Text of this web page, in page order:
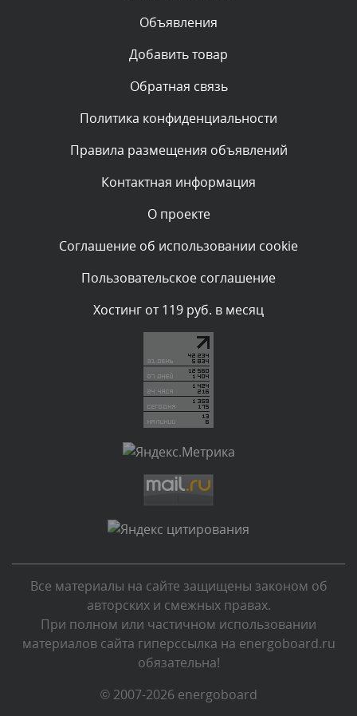
Комментарий проверяется
Текст комментария будет виден после проверки
администратором.
Комментарий проверяется
администратором.
Комментарий проверяется
администратором.
Комментарий проверяется
Текст комментария будет виден после проверки
Комментарий проверяется
Текст комментария будет виден после проверки
администратором.
Текст комментария будет виден после проверки
администратором.
Комментарий проверяется
Текст комментария будет виден после проверки
администратором.
Сегодня, в 01:40
Комментарий проверяется
Объявления
Добавить товар
Обратная связь
Политика конфиденциальности
Правила размещения объявлений
Контактная информация
О проекте
Соглашение об использовании cookie
Пользовательское соглашение
Хостинг от 119 руб. в месяц
Все материалы на сайте защищены законом об
авторских и смежных правах.
При полном или частичном использовании
материалов сайта гиперссылка на energoboard.ru
обязательна!
© 2007-2026 energoboard